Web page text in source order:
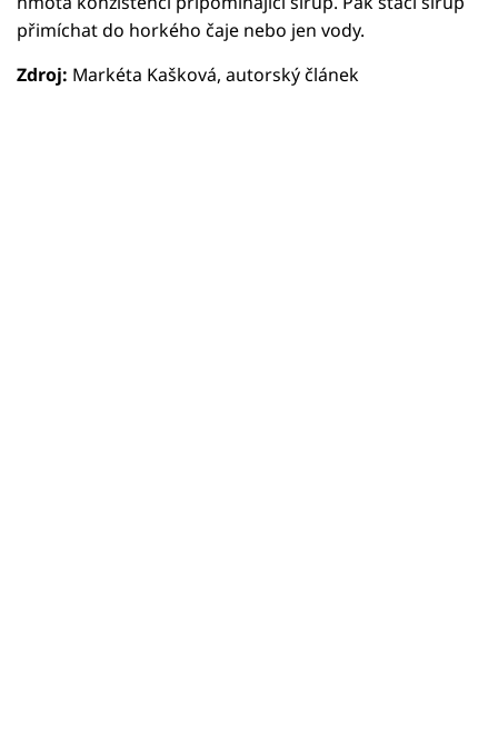
přimíchat do horkého čaje nebo jen vody.
Zdroj: Markéta Kašková, autorský článek